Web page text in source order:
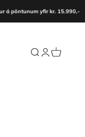
pöntunum yfir kr. 15.990,-
SearchLogin
Cart